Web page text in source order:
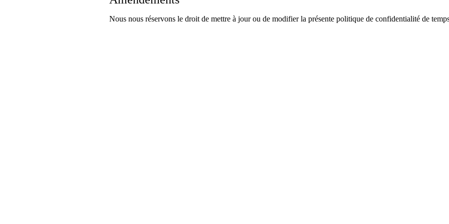
Nous nous réservons le droit de mettre à jour ou de modifier la présente politique de confidentialité de